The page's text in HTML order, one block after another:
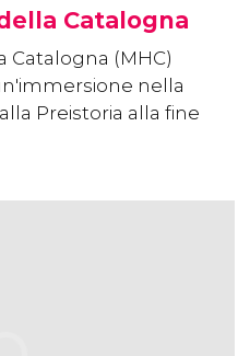
Catalogna
Catalogna (MHC)
nella
Preistoria alla fine